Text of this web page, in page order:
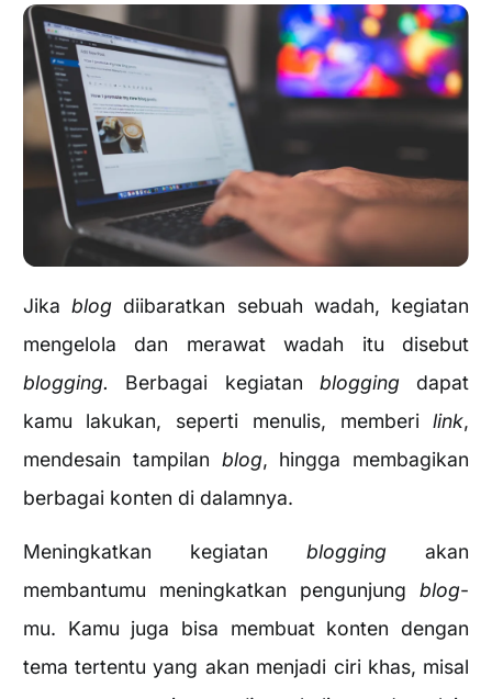
Jikablog diibaratkan sebuah wadah, kegiatan
mengelola dan merawat wadah itu disebut
blogging. Berbagai kegiatan bloggingdapat
kamu lakukan, seperti menulis, memberilink,
mendesain tampilan blog, hingga membagikan
berbagai konten di dalamnya.
Meningkatkan kegiatan bloggingakan
membantumu meningkatkan pengunjung blog-
mu. Kamu juga bisa membuat konten dengan
tema tertentu yang akan menjadi ciri khas, misal